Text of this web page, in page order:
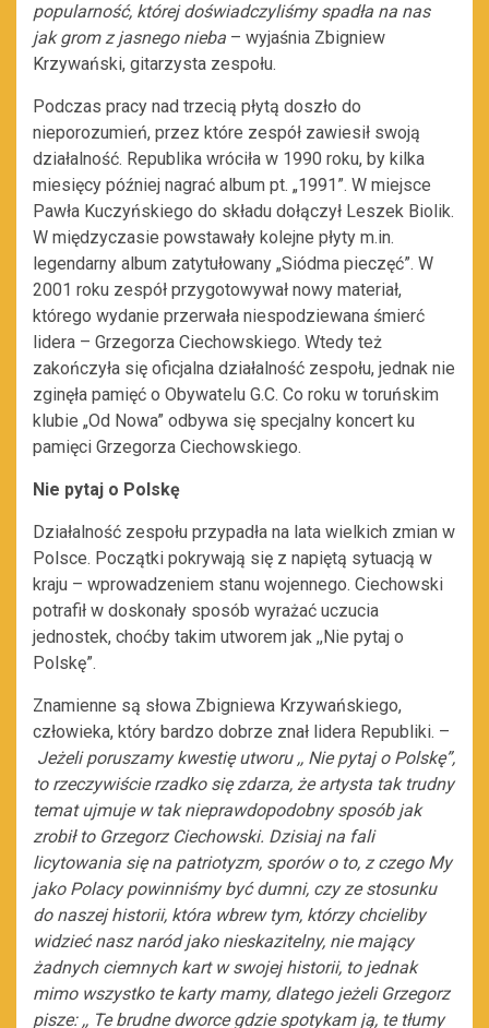
popularność, której doświadczyliśmy spadła na nas
jak grom z jasnego nieba – wyjaśnia Zbigniew
Krzywański, gitarzysta zespołu.
Podczas pracy nad trzecią płytą doszło do
nieporozumień, przez które zespół zawiesił swoją
działalność. Republika wróciła w 1990 roku, by kilka
miesięcy później nagrać album pt. „1991”. W miejsce
Pawła Kuczyńskiego do składu dołączył Leszek Biolik.
W międzyczasie powstawały kolejne płyty m.in.
legendarny album zatytułowany „Siódma pieczęć”. W
2001 roku zespół przygotowywał nowy materiał,
którego wydanie przerwała niespodziewana śmierć
lidera – Grzegorza Ciechowskiego. Wtedy też
zakończyła się oficjalna działalność zespołu, jednak nie
zginęła pamięć o Obywatelu G.C. Co roku w toruńskim
klubie „Od Nowa” odbywa się specjalny koncert ku
pamięci Grzegorza Ciechowskiego.
Nie pytaj o Polskę
Działalność zespołu przypadła na lata wielkich zmian w
Polsce. Początki pokrywają się z napiętą sytuacją w
kraju – wprowadzeniem stanu wojennego. Ciechowski
potrafił w doskonały sposób wyrażać uczucia
jednostek, choćby takim utworem jak ,,Nie pytaj o
Polskę”.
Znamienne są słowa Zbigniewa Krzywańskiego,
człowieka, który bardzo dobrze znał lidera Republiki. –
Jeżeli poruszamy kwestię utworu ,, Nie pytaj o Polskę”,
to rzeczywiście rzadko się zdarza, że artysta tak trudny
temat ujmuje w tak nieprawdopodobny sposób jak
zrobił to Grzegorz Ciechowski. Dzisiaj na fali
licytowania się na patriotyzm, sporów o to, z czego My
jako Polacy powinniśmy być dumni, czy ze stosunku
do naszej historii, która wbrew tym, którzy chcieliby
widzieć nasz naród jako nieskazitelny, nie mający
żadnych ciemnych kart w swojej historii, to jednak
mimo wszystko te karty mamy, dlatego jeżeli Grzegorz
pisze: ,, Te brudne dworce gdzie spotykam ją, te tłumy